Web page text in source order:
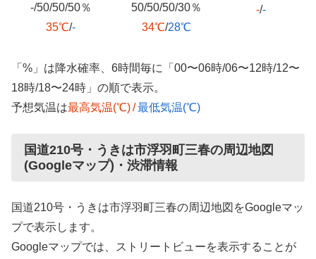
-/50/50/50％
35℃/-
50/50/50/30％
34℃/28℃
-/-
「%」は降水確率、6時間毎に「00〜06時/06〜12時/12〜
18時/18〜24時」の順で表示。
予想気温は最高気温(℃)/最低気温(℃)
国道210号・うきは市浮羽町三春の周辺地図
(Googleマップ)・渋滞情報
国道210号・うきは市浮羽町三春の周辺地図をGoogleマッ
プで表示します。
Googleマップでは、ストリートビューを表示することが